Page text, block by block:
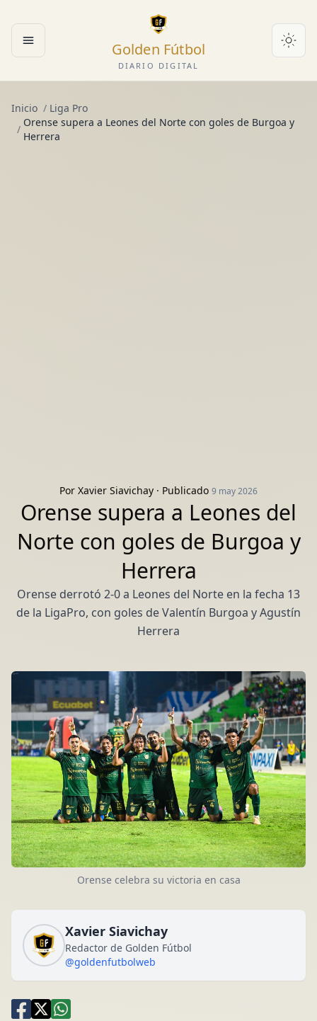
Abrir menú Golden Fútbol
DIARIO DIGITAL
Inicio / Liga Pro
/
Orense supera a Leones del Norte con goles de Burgoa y
Herrera
Por Xavier Siavichay · Publicado 9 may 2026
Orense supera a Leones del
Norte con goles de Burgoa y
Herrera
Orense derrotó 2-0 a Leones del Norte en la fecha 13
de la LigaPro, con goles de Valentín Burgoa y Agustín
Herrera
Orense celebra su victoria en casa
Xavier Siavichay
Redactor de Golden Fútbol
@goldenfutbolweb